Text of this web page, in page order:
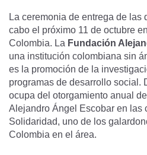
La ceremonia de entrega de las
cabo el próximo 11 de octubre
Colombia. La Fundación
una institución colombiana sin
es la promoción de la
programas de desarrollo social.
ocupa del otorgamiento anual
Alejandro Ángel Escobar en las
Solidaridad, uno de los
Colombia en el área.